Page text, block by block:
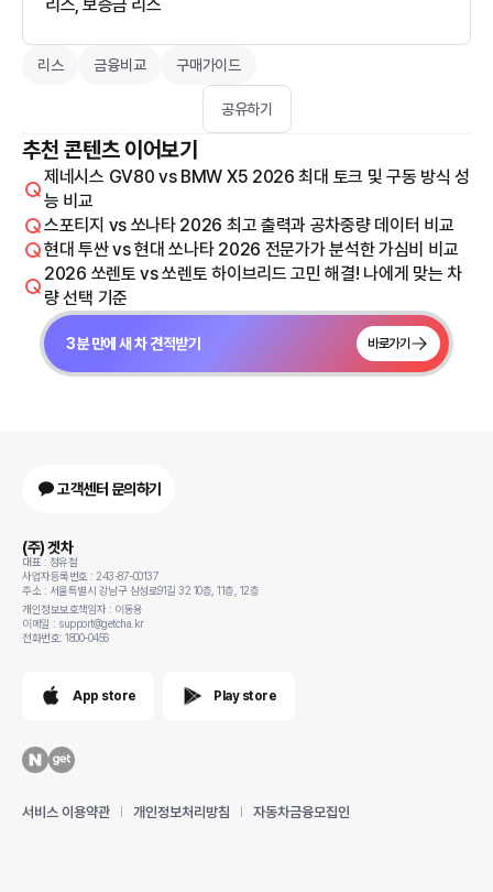
리스, 보증금 리스
리스 금융비교 구매가이드
공유하기
추천 콘텐츠 이어보기
제네시스 GV80 vs BMW X5 2026 최대 토크 및 구동 방식 성
능 비교
스포티지 vs 쏘나타 2026 최고 출력과 공차중량 데이터 비교
현대 투싼 vs 현대 쏘나타 2026 전문가가 분석한 가심비 비교
2026 쏘렌토 vs 쏘렌토 하이브리드 고민 해결! 나에게 맞는 차
량 선택 기준
3분 만에 새 차 견적받기 바로가기
고객센터 문의하기
(주) 겟차
대표 : 정유철
사업자등록번호 : 243-87-00137
주소 : 서울특별시 강남구 삼성로91길 32 10층, 11층, 12층
개인정보보호책임자 : 이동용
이메일 : support@getcha.kr
전화번호: 1800-0456
App store Play store
서비스 이용약관 개인정보처리방침 자동차금융모집인